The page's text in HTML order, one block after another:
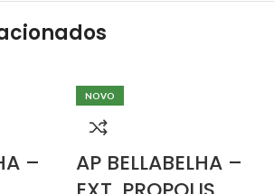
–
NOVO
AP BELLABELHA –